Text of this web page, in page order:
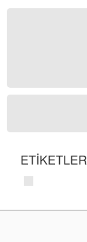
ETİKETLER